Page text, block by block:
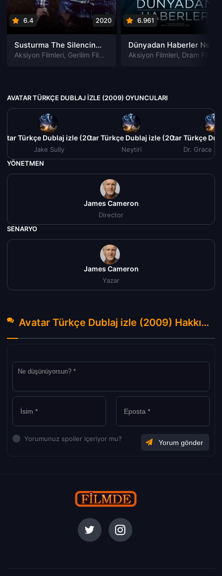
6.4 2020
Susturma The Silencing izle
Aksiyon Filmleri, Gerilim Filmleri Gizem Filmleri,Suç Filmleri
6.961
Aksiyon Filmleri, Dram Filmleri
AVATAR TÜRKÇE DUBLAJ IZLE (2009) OYUNCULARI
Türkçe Dublaj izle (2009)
Jake Sully
Avatar Türkçe Dublaj izle (2009)
Neytiri
Avatar Türkçe
Dr. Grace
YÖNETMEN
James Cameron
Director
SENARYO
James Cameron
Yazar
Avatar Türkçe Dublaj izle (2009) Hakkında Yorumlar
Yorumunuz spoiler içeriyor mu?